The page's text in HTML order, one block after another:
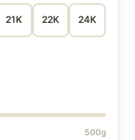
21K 22K 24K
500g